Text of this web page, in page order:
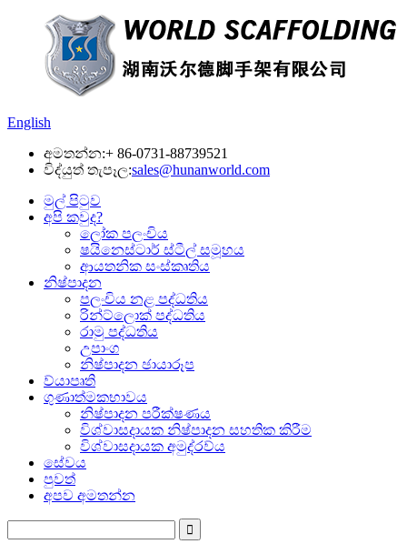
English
අමතන්න:+ 86-0731-88739521
විද්යුත් තැපෑල:sales@hunanworld.com
මුල් පිටුව
අපි කවුද?
ලෝක පලංචිය
ෂයිනෙස්ටාර් ස්ටීල් සමූහය
ආයතනික සංස්කෘතිය
නිෂ්පාදන
පලංචිය නළ පද්ධතිය
රින්ට්ලොක් පද්ධතිය
රාමු පද්ධතිය
උපාංග
නිෂ්පාදන ඡායාරූප
ව්යාපෘති
ගුණාත්මකභාවය
නිෂ්පාදන පරීක්ෂණය
විශ්වාසදායක නිෂ්පාදන සහතික කිරීම
විශ්වාසදායක අමුද්රව්ය
සේවය
පුවත්
අපව අමතන්න